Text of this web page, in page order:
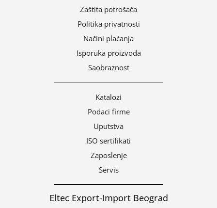
Zaštita potrošača
Politika privatnosti
Načini plaćanja
Isporuka proizvoda
Saobraznost
Katalozi
Podaci firme
Uputstva
ISO sertifikati
Zaposlenje
Servis
Eltec Export-Import Beograd